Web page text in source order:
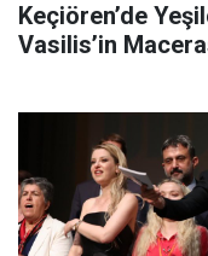
Keçiören’de
Vasilis’in